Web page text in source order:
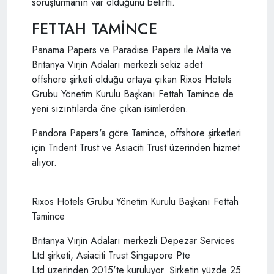
FETTAH TAMİNCE
Panama Papers ve Paradise Papers ile Malta ve
Britanya Virjin Adaları merkezli sekiz adet
offshore şirketi olduğu ortaya çıkan Rixos Hotels
Grubu Yönetim Kurulu Başkanı Fettah Tamince de
yeni sızıntılarda öne çıkan isimlerden.
Pandora Papers'a göre Tamince, offshore şirketleri
için Trident Trust ve Asiaciti Trust üzerinden hizmet
alıyor.
Rixos Hotels Grubu Yönetim Kurulu Başkanı Fettah
Tamince
Britanya Virjin Adaları merkezli Depezar Services
Ltd şirketi, Asiaciti Trust Singapore Pte
Ltd üzerinden 2015'te kuruluyor. Şirketin yüzde 25